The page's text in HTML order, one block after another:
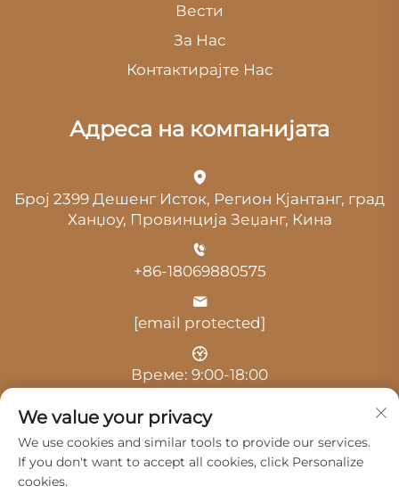
Вести
За Нас
Контактирајте Нас
Адреса на компанијата
Број 2399 Дешенг Исток, Регион Кјантанг, град
Ханџоу, Провинција Зеџанг, Кина
+86-18069880575
[email protected]
Време: 9:00-18:00
We value your privacy
We use cookies and similar tools to provide our services.
If you don't want to accept all cookies, click Personalize
cookies.